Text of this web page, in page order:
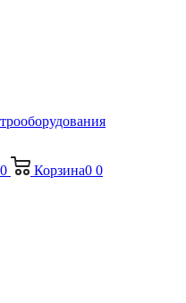
0 Корзина0 0